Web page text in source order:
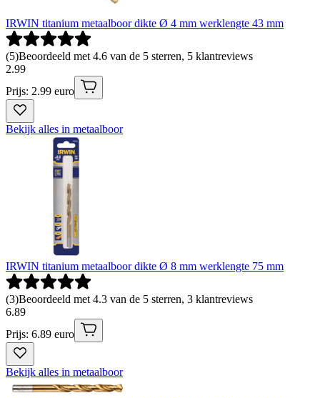
IRWIN titanium metaalboor dikte Ø 4 mm werklengte 43 mm
(5)Beoordeeld met 4.6 van de 5 sterren, 5 klantreviews
2.99
Prijs: 2.99 euro
Bekijk alles in metaalboor
IRWIN titanium metaalboor dikte Ø 8 mm werklengte 75 mm
(3)Beoordeeld met 4.3 van de 5 sterren, 3 klantreviews
6.89
Prijs: 6.89 euro
Bekijk alles in metaalboor